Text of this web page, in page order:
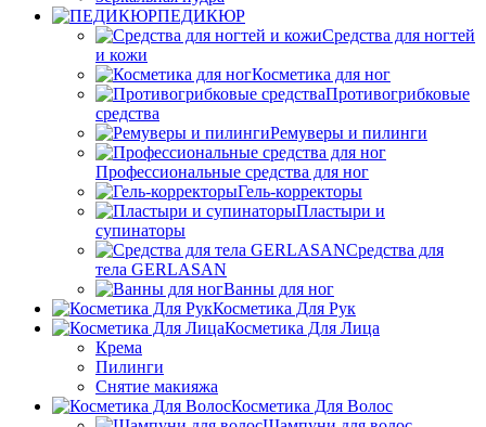
ПЕДИКЮР
Средства для ногтей
и кожи
Косметика для ног
Противогрибковые
средства
Ремуверы и пилинги
Профессиональные средства для ног
Гель-корректоры
Пластыри и
супинаторы
Средства для
тела GERLASAN
Ванны для ног
Косметика Для Рук
Косметика Для Лица
Крема
Пилинги
Снятие макияжа
Косметика Для Волос